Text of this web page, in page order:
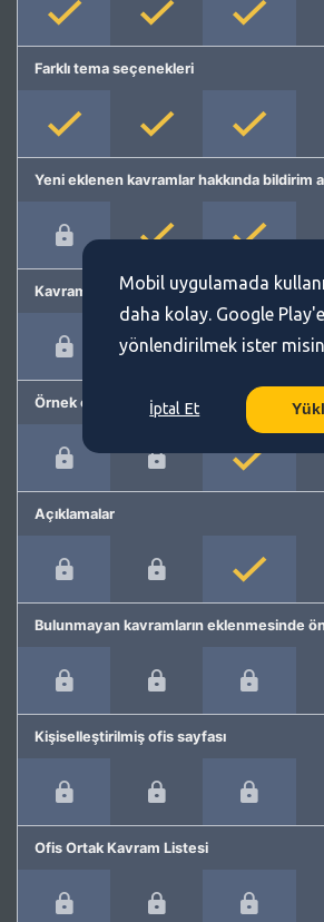
Farklı tema seçenekleri
Yeni eklenen kavramlar hakkında bildirim
Kavram önerme
Örnek cümleler
Açıklamalar
Bulunmayan kavramların eklenmesinde
Kişiselleştirilmiş ofis sayfası
Ofis Ortak Kavram Listesi
Mobil uygulamada
daha kolay. Google Play'e
yönlendirilmek ister
İptal Et